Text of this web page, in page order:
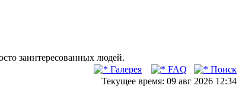
заинтересованных людей.
Галерея FAQ
Поиск
Текущее время: 09 авг 2026 12:34